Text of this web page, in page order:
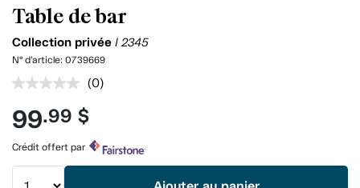
Table de bar
Collection privée I 2345
N° d'article: 0739669
Aucune
pour
produit.
Lien
vers
(0)
99.99 $
Crédit offert par